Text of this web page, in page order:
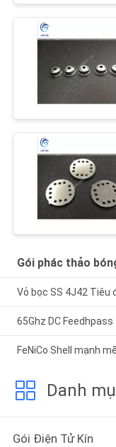
Gói phác thảo
Vỏ bọc SS 4J42
65Ghz DC
FeNiCo Shell mạnh
Danh
Gói Điện Tử Kín